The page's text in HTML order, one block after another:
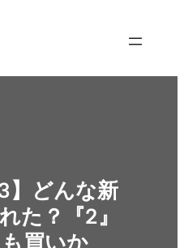
】どんな新
た？『2』
買いか